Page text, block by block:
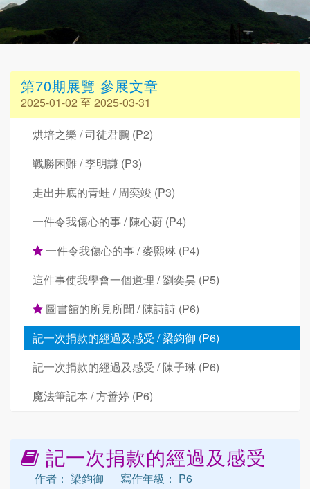
第70期展覽 參展文章
2025-01-02 至 2025-03-31
烘培之樂 / 司徒君鵬 (P2)
戰勝困難 / 李明謙 (P3)
走出井底的青蛙 / 周奕竣 (P3)
一件令我傷心的事 / 陳心蔚 (P4)
一件令我傷心的事 / 麥熙琳 (P4)
這件事使我學會一個道理 / 劉奕昊 (P5)
圖書館的所見所聞 / 陳詩詩 (P6)
記一次捐款的經過及感受 / 梁鈞御 (P6)
記一次捐款的經過及感受 / 陳子琳 (P6)
魔法筆記本 / 方善婷 (P6)
記一次捐款的經過及感受
作者： 梁鈞御
寫作年級： P6